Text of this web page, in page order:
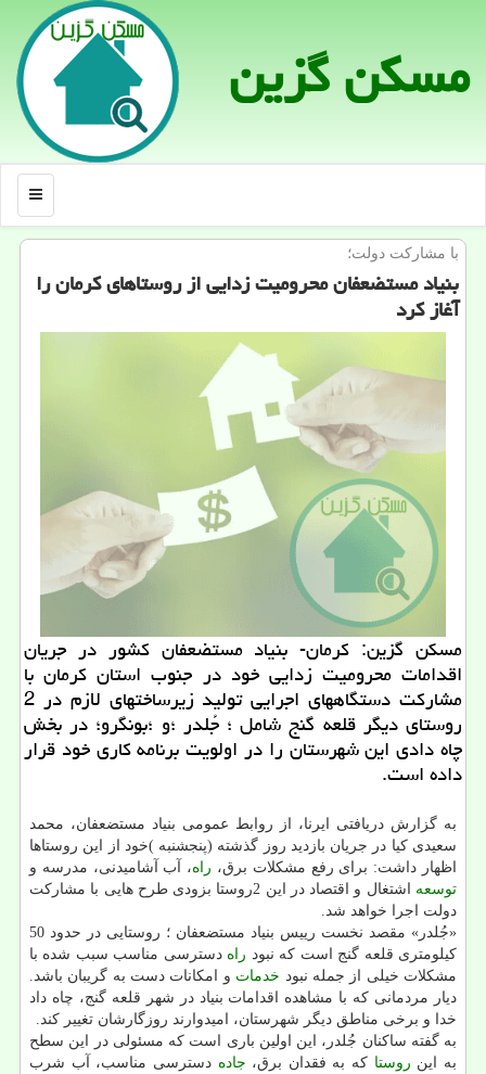
مسكن گزین
منو
با مشاركت دولت؛
بنیاد مستضعفان محرومیت زدایی از روستاهای كرمان را
آغاز كرد
مسكن گزین: كرمان- بنیاد مستضعفان كشور در جریان
اقدامات محرومیت زدایی خود در جنوب استان كرمان با
مشاركت دستگاههای اجرایی تولید زیرساختهای لازم در 2
روستای دیگر قلعه گنج شامل ؛ جُلدر ؛و ؛بونگرو؛ در بخش
چاه دادی این شهرستان را در اولویت برنامه كاری خود قرار
داده است.
به گزارش دریافتی ایرنا، از روابط عمومی بنیاد مستضعفان، محمد
سعیدی كیا در جریان بازدید روز گذشته (پنجشنبه )خود از این روستاها
اظهار داشت: برای رفع مشكلات برق، راه، آب آشامیدنی، مدرسه و
توسعه
اشتغال و اقتصاد در این 2روستا بزودی طرح هایی با مشاركت
دولت اجرا خواهد شد.
«جُلدر» مقصد نخست رییس بنیاد مستضعفان ؛ روستایی در حدود 50
كیلومتری قلعه گنج است كه نبود راه دسترسی مناسب سبب شده با
مشكلات خیلی از جمله نبود خدمات و امكانات دست به گریبان باشد.
دیار مردمانی كه با مشاهده اقدامات بنیاد در شهر قلعه گنج، چاه داد
خدا و برخی مناطق دیگر شهرستان، امیدوارند روزگارشان تغییر كند.
به گفته ساكنان جُلدر، این اولین باری است كه مسئولی در این سطح
به این روستا كه به فقدان برق، جاده دسترسی مناسب، آب شرب